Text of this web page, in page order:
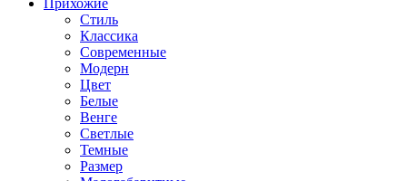
Прихожие
Стиль
Классика
Современные
Модерн
Цвет
Белые
Венге
Светлые
Темные
Размер